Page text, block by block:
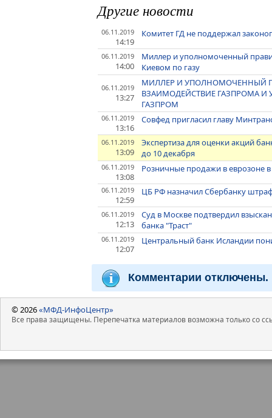
Другие новости
06.11.2019
14:19
Комитет ГД не поддержал
06.11.2019
14:00
Миллер и уполномоченный
Киевом по газу
06.11.2019
13:27
МИЛЛЕР И УПОЛНОМОЧЕННЫЙ
ВЗАИМОДЕЙСТВИЕ ГАЗПРОМА И
ГАЗПРОМ
06.11.2019
13:16
Совфед пригласил главу
06.11.2019
13:09
Экспертиза для оценки акций
до 10 декабря
06.11.2019
13:08
Розничные продажи в еврозоне
06.11.2019
12:59
ЦБ РФ назначил Сбербанку
06.11.2019
12:13
Суд в Москве подтвердил
банка "Траст"
06.11.2019
12:07
Центральный банк Исландии
Комментарии отключены.
© 2026«МФД-ИнфоЦентр»
Все права защищены. Перепечатка материалов возможна только со